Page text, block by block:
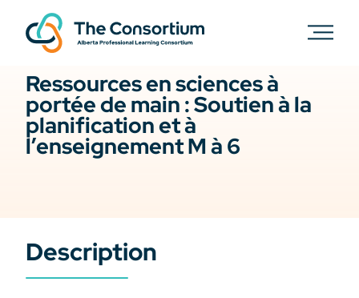
Ressources en sciences à
portée de main : Soutien à la
planification et à
l’enseignement M à 6
Description